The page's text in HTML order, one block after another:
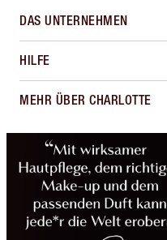
DAS UNTERNEHMEN
HILFE
MEHR ÜBER CHARLOTTE